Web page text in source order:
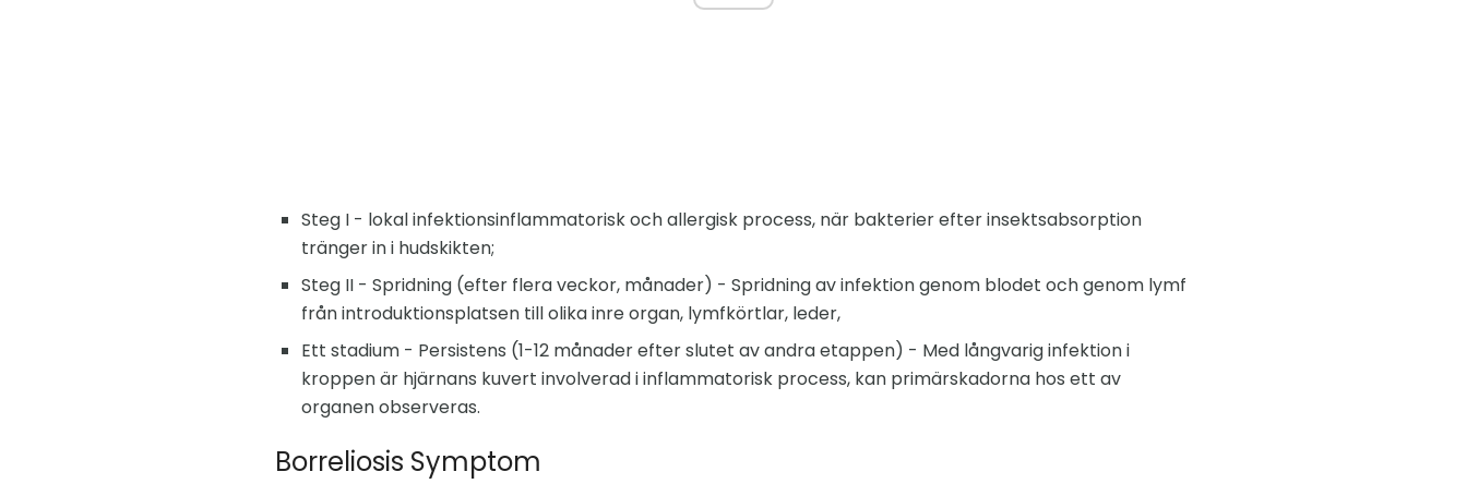
Steg I - lokal infektionsinflammatorisk och allergisk process, när bakterier efter insektsabsorption
tränger in i hudskikten;
Steg II - Spridning (efter flera veckor, månader) - Spridning av infektion genom blodet och genom lymf
från introduktionsplatsen till olika inre organ, lymfkörtlar, leder,
Ett stadium - Persistens (1-12 månader efter slutet av andra etappen) - Med långvarig infektion i
kroppen är hjärnans kuvert involverad i inflammatorisk process, kan primärskadorna hos ett av
organen observeras.
Borreliosis Symptom